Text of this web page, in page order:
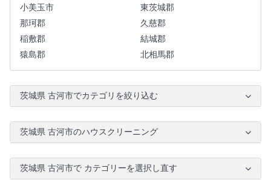
小美玉市
東茨城郡
那珂郡
久慈郡
稲敷郡
結城郡
猿島郡
北相馬郡
茨城県 古河市でカテゴリを絞り込む
茨城県 古河市のハウスクリーニング
茨城県 古河市で カテゴリーを選択し直す